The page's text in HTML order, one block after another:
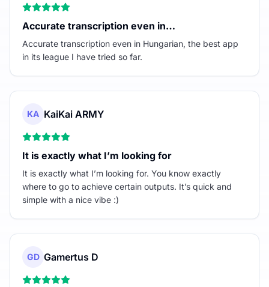
Accurate transcription even in…
Accurate transcription even in Hungarian, the best app
in its league I have tried so far.
KA KaiKai ARMY
It is exactly what I’m looking for
It is exactly what I’m looking for. You know exactly
where to go to achieve certain outputs. It’s quick and
simple with a nice vibe :)
GD Gamertus D